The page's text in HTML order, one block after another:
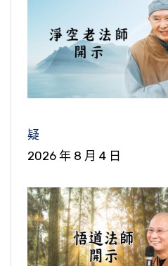
疑
2026 年 8 月 4 日